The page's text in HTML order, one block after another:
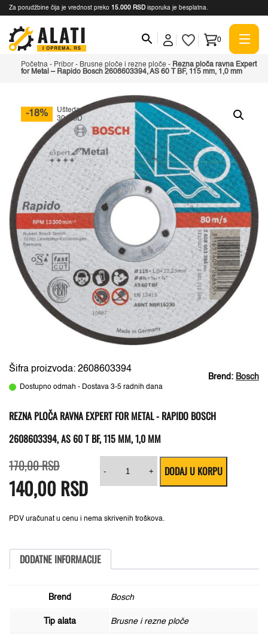
Za porudžbine čija je vrednost preko 15.000 RSD isporuka je besplatna.
0
Početna - Pribor - Brusne ploče i rezne ploče - Rezna ploča ravna Expert
for Metal – Rapido Bosch 2608603394, AS 60 T BF, 115 mm, 1,0 mm
-18%
Ušteda
30 RSD
Brend: Bosch
Šifra proizvoda: 2608603394
Dostupno odmah - Dostava 3-5 radnih dana
REZNA PLOČA RAVNA EXPERT FOR METAL - RAPIDO BOSCH
2608603394, AS 60 T BF, 115 MM, 1,0 MM
170,00RSDcena
je
bila:
170,00 RSD.
140,00 RSD
cena
je:
140,00 RSD.
PDV uračunat u cenu i nema skrivenih troškova.
-
ploča
Expert
-
2608603394,
60
BF,
115
mm
količina
+ DODAJ U KORPU
DODATNE INFORMACIJE
Brend Bosch
Tip alata Brusne i rezne ploče